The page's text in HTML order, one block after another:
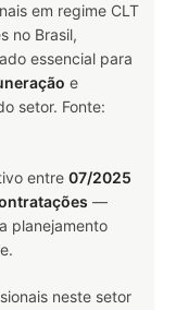
em regime CLT
no Brasil,
essencial para
e
setor. Fonte:
entre 07/2025
—
planejamento
neste setor